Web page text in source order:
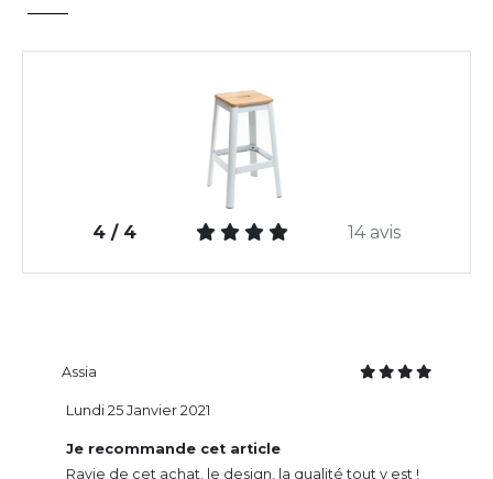
4 / 4 14 avis
Assia
Je recommande cet article
Ravie de cet achat, le design, la qualité tout y est !
Lundi 25 Janvier 2021